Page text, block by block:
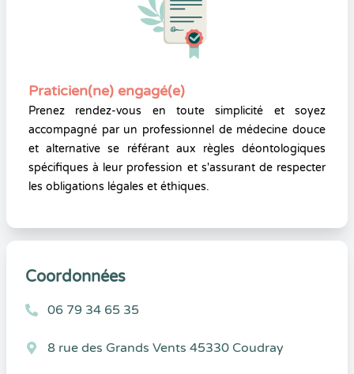
Praticien(ne) engagé(e)
Prenez rendez-vous en toute simplicité et soyez
accompagné par un professionnel de médecine douce
et alternative se référant aux règles déontologiques
spécifiques à leur profession et s'assurant de respecter
les obligations légales et éthiques.
Coordonnées
06 79 34 65 35
8 rue des Grands Vents 45330 Coudray